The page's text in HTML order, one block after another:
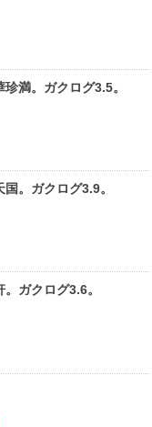
満。ガクログ3.5。
。ガクログ3.9。
ガクログ3.6。